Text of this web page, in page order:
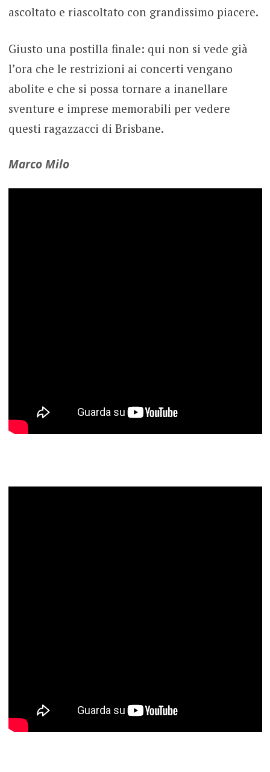
ascoltato e riascoltato con grandissimo piacere.
Giusto una postilla finale: qui non si vede già
l’ora che le restrizioni ai concerti vengano
abolite e che si possa tornare a inanellare
sventure e imprese memorabili per vedere
questi ragazzacci di Brisbane.
Marco Milo